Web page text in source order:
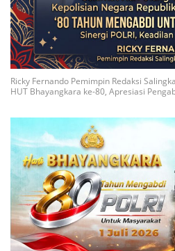
Ricky Fernando Pemimpin Redaksi
HUT Bhayangkara ke-80, Apresiasi